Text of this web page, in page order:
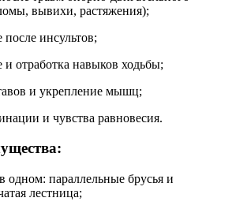
вывихи, растяжения);
после инсультов;
и отработка навыков ходьбы;
и укрепление мышц;
и чувства равновесия.
одном: параллельные брусья и
лестница;